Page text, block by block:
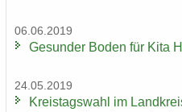
06.06.2019
Ge­sun­der Boden für Kita
24.05.2019
Kreis­tags­wahl im